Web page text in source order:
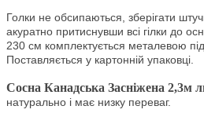
Голки не обсипаються, зберігати
акуратно притиснувши всі гілки до
230 см комплектується металевою
Поставляється у картонній упаковці.
Сосна Канадська Засніжена 2,3м
натурально і має низку переваг.